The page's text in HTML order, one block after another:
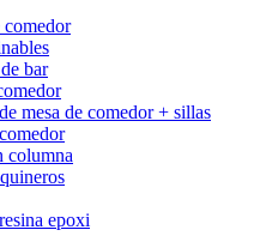
comedor
bar
mesa de comedor + sillas
columna
epoxi